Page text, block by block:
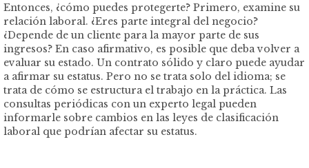
Entonces, ¿cómo puedes protegerte? Primero, examine su
relación laboral. ¿Eres parte integral del negocio?
¿Depende de un cliente para la mayor parte de sus
ingresos? En caso afirmativo, es posible que deba volver a
evaluar su estado. Un contrato sólido y claro puede ayudar
a afirmar su estatus. Pero no se trata solo del idioma; se
trata de cómo se estructura el trabajo en la práctica. Las
consultas periódicas con un experto legal pueden
informarle sobre cambios en las leyes de clasificación
laboral que podrían afectar su estatus.